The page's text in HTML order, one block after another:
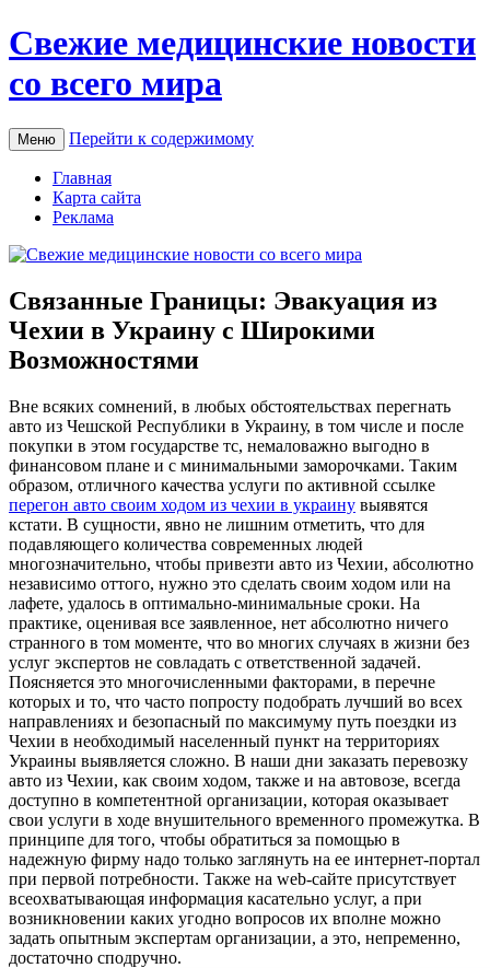
Свежие медицинские новости
со всего мира
Меню Перейти к содержимому
Главная
Карта сайта
Реклама
Связанные Границы: Эвакуация из
Чехии в Украину с Широкими
Возможностями
Внe всякиx сомнений, в любых обстоятельствах перегнать
авто из Чешской Республики в Украину, в том числе и после
покупки в этом государстве тс, немаловажно выгодно в
финансовом плане и с минимальными заморочками. Таким
образом, отличного качества услуги по активной ссылке
перегон авто своим ходом из чехии в украину выявятся
кстати. В сущности, явно не лишним отметить, что для
подавляющего количества современных людей
многозначительно, чтобы привезти авто из Чехии, абсолютно
независимо оттого, нужно это сделать своим ходом или на
лафете, удалось в оптимально-минимальные сроки. На
практике, оценивая все заявленное, нет абсолютно ничего
странного в том моменте, что во многих случаях в жизни без
услуг экспертов не совладать с ответственной задачей.
Поясняется это многочисленными факторами, в перечне
которых и то, что часто попросту подобрать лучший во всех
направлениях и безопасный по максимуму путь поездки из
Чехии в необходимый населенный пункт на территориях
Украины выявляется сложно. В наши дни заказать перевозку
авто из Чехии, как своим ходом, также и на автовозе, всегда
доступно в компетентной организации, которая оказывает
свои услуги в ходе внушительного временного промежутка. В
принципе для того, чтобы обратиться за помощью в
надежную фирму надо только заглянуть на ее интернет-портал
при первой потребности. Также на web-сайте присутствует
всеохватывающая информация касательно услуг, а при
возникновении каких угодно вопросов их вполне можно
задать опытным экспертам организации, а это, непременно,
достаточно сподручно.